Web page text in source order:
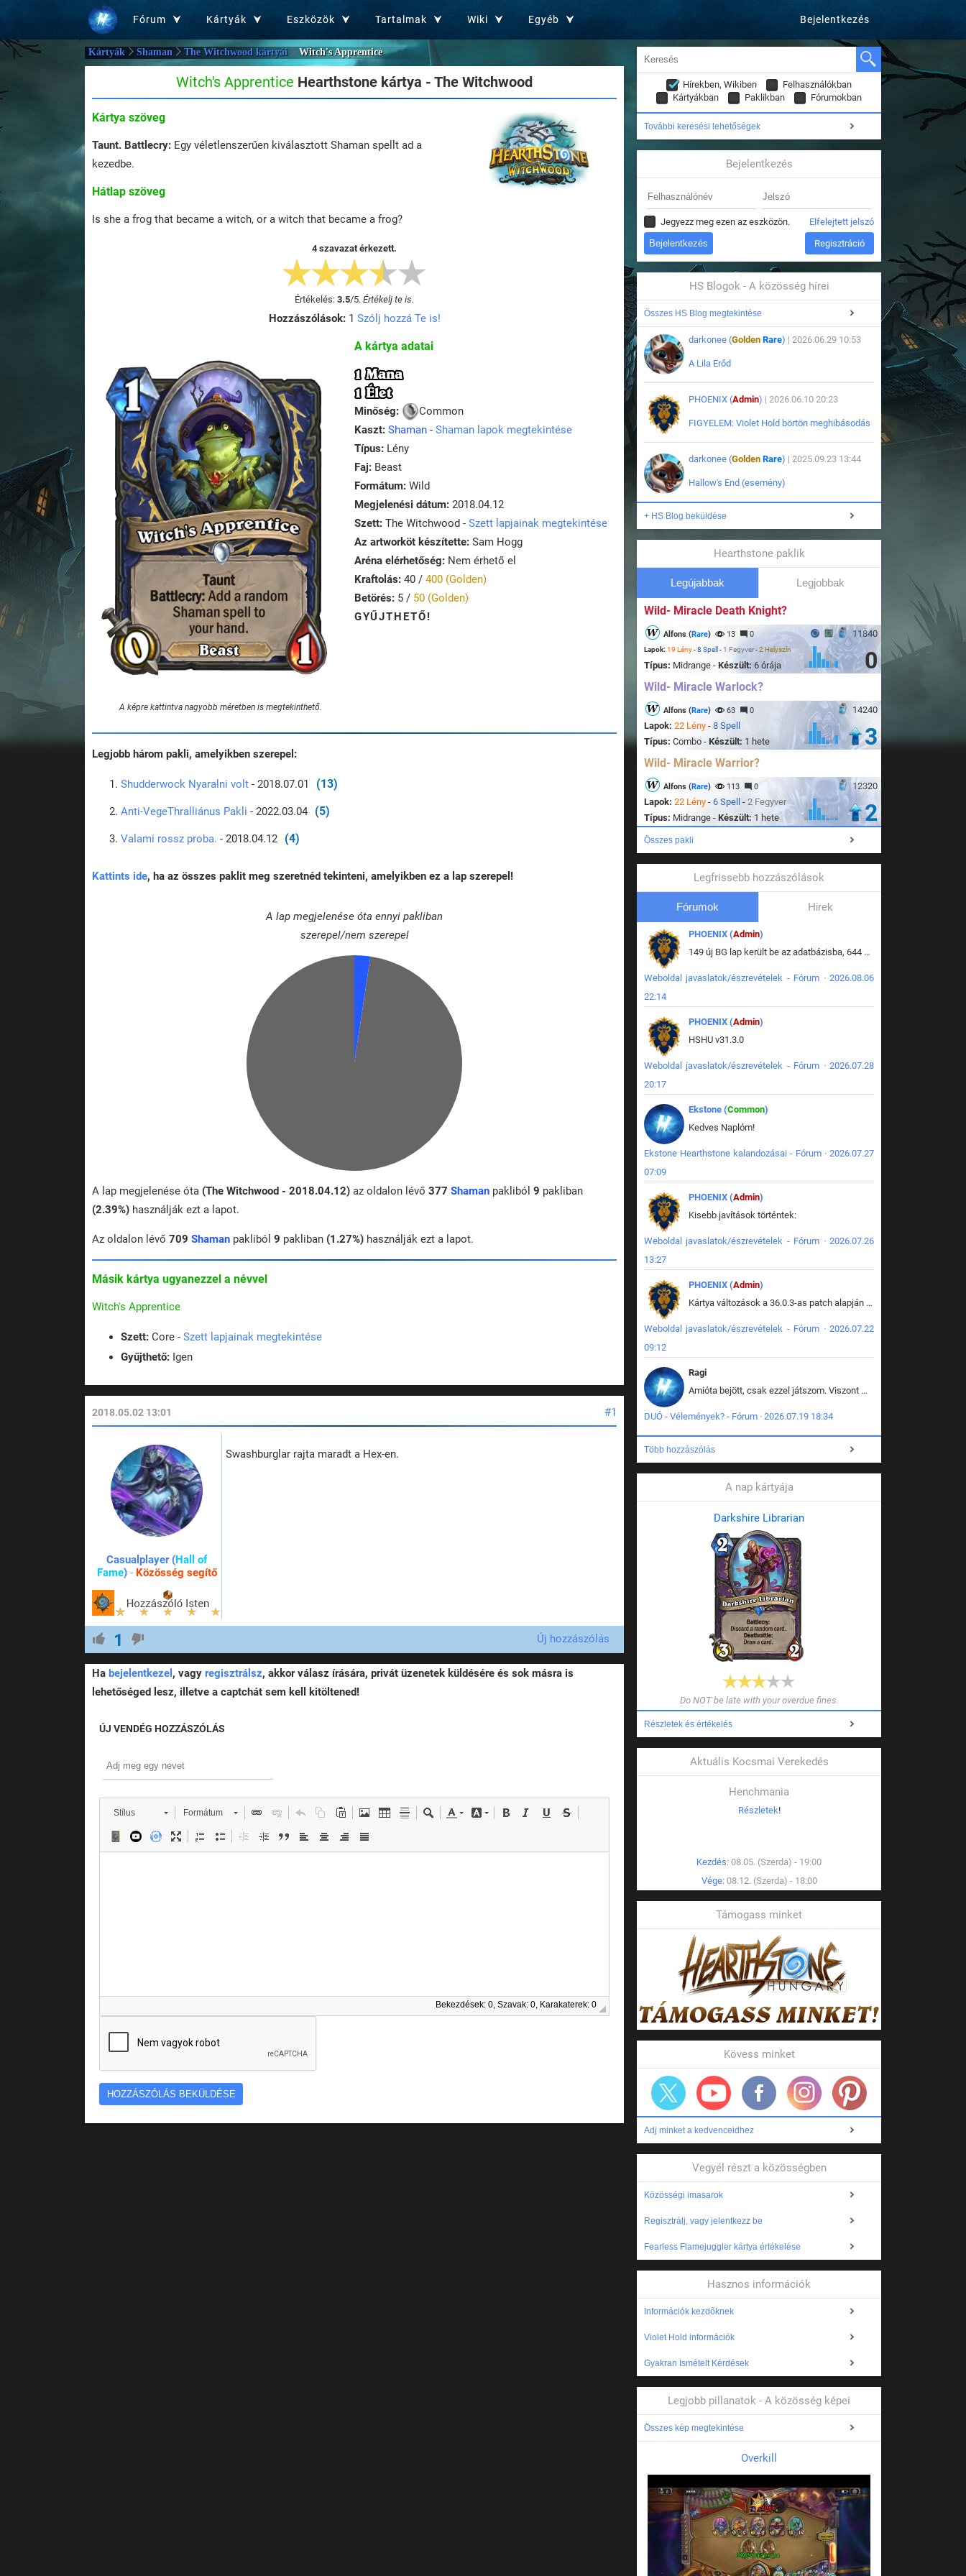
Fórum Kártyák Eszközök Tartalmak Wiki Egyéb Bejelentkezés
Kártyák Shaman The Witchwood kártyái Witch's Apprentice
Witch's Apprentice Hearthstone kártya - The Witchwood
Kártya szöveg
Taunt. Battlecry: Egy véletlenszerűen kiválasztott Shaman spellt ad a
kezedbe.
Hátlap szöveg
Is she a frog that became a witch, or a witch that became a frog?
4 szavazat érkezett.
Értékelés: 3.5/5. Értékelj te is.
Hozzászólások:1 Szólj hozzá Te is!
A képre kattintva nagyobb méretben is megtekinthető.
A kártya adatai
1 Mana
1 Élet
Minőség:
Common
Kaszt: Shaman - Shaman lapok megtekintése
Típus: Lény
Faj: Beast
Formátum: Wild
Megjelenési dátum: 2018.04.12
Szett: The Witchwood - Szett lapjainak megtekintése
Az artworköt készítette: Sam Hogg
Aréna elérhetőség: Nem érhető el
Kraftolás: 40 / 400 (Golden)
Betörés: 5 / 50 (Golden)
GYŰJTHETŐ!
Legjobb három pakli, amelyikben szerepel:
Shudderwock Nyaralni volt - 2018.07.01 (13)
Anti-VegeThralliánus Pakli - 2022.03.04 (5)
Valami rossz proba. - 2018.04.12 (4)
Kattints ide, ha az összes paklit meg szeretnéd tekinteni, amelyikben ez a lap szerepel!
A lap megjelenése óta ennyi pakliban
szerepel/nem szerepel
A lap megjelenése óta (The Witchwood - 2018.04.12) az oldalon lévő 377 Shaman pakliból 9 pakliban
(2.39%) használják ezt a lapot.
Az oldalon lévő 709 Shaman pakliból 9 pakliban (1.27%) használják ezt a lapot.
Másik kártya ugyanezzel a névvel
Witch's Apprentice
Szett: Core - Szett lapjainak megtekintése
Gyűjthető: Igen
#1
2018.05.02 13:01
Casualplayer (Hall of
Fame)- Közösség segítő
Swashburglar rajta maradt a Hex-en.
1 Új hozzászólás
Ha bejelentkezel , vagy regisztrálsz, akkor válasz írására, privát üzenetek küldésére és sok másra is
lehetőséged lesz, illetve a captchát sem kell kitöltened!
ÚJ VENDÉG HOZZÁSZÓLÁS
Stílus Formátum
Bekezdések: 0, Szavak: 0, Karakaterek: 0
Hírekben, Wikiben
Felhasználókban
Kártyákban
Paklikban Fórumokban
További keresési lehetőségek
Bejelentkezés
Jegyezz meg ezen az eszközön. Elfelejtett jelszó
Regisztráció
HS Blogok - A közösség hírei
Összes HS Blog megtekintése
darkonee (Golden Rare) | 2026.06.29 10:53
A Lila Erőd
PHOENIX (Admin) | 2026.06.10 20:23
FIGYELEM: Violet Hold börtön meghibásodás
darkonee (Golden Rare) | 2025.09.23 13:44
Hallow's End (esemény)
+ HS Blog beküldése
Hearthstone paklik
Legújabbak Legjobbak
Wild- Miracle Death Knight?
11840
Alfons (Rare) 13 0
Lapok: 19 Lény-8 Spell - 1 Fegyver-2 Helyszín
Típus: Midrange - Készült: 6 órája 0
Wild- Miracle Warlock?
14240
Alfons (Rare) 63 0
Lapok: 22 Lény - 8 Spell
Típus: Combo - Készült: 1 hete 3
Wild- Miracle Warrior?
12320
Alfons (Rare) 113 0
Lapok: 22 Lény - 6 Spell - 2 Fegyver
Típus: Midrange - Készült: 1 hete 2
Összes pakli
Legfrissebb hozzászólások
Fórumok Hirek
PHOENIX (Admin)
149 új BG lap került be az adatbázisba, 644 db meglévő BG lap módosult, bekerültek az új képek a megváltozott lapokhoz is.
Weboldal javaslatok/észrevételek - Fórum · 2026.08.06
22:14
PHOENIX (Admin)
HSHU v31.3.0
Weboldal javaslatok/észrevételek - Fórum · 2026.07.28
20:17
Ekstone (Common)
Kedves Naplóm!
Ekstone Hearthstone kalandozásai - Fórum · 2026.07.27
07:09
PHOENIX (Admin)
Kisebb javítások történtek:
Weboldal javaslatok/észrevételek - Fórum · 2026.07.26
13:27
PHOENIX (Admin)
Kártya változások a 36.0.3-as patch alapján frissítve az adatbázisban (képek is cserélve).
Weboldal javaslatok/észrevételek - Fórum · 2026.07.22
09:12
Ragi
Amióta bejött, csak ezzel játszom. Viszont mint minden más - akár az alapjáték is, ez is baromira összetett lett. Néha már pár kör után is esélytelen az egész. Vagy irreállisan túltápol valaki, vagy lelép a partner, vagy csak hülye mint a segg. És amikor eljönne az én időm, na akkor jön el mindenki másé is. Engem jobban érdekelne, hogy ki milyen ratingen szokott játszani. Na ez lenne egy érdekes adat.
DUÓ - Vélemények? - Fórum · 2026.07.19 18:34
Több hozzászólás
A nap kártyája
Darkshire Librarian
Do NOT be late with your overdue fines.
Részletek és értékelés
Aktuális Kocsmai Verekedés
Henchmania
Részletek!
Kezdés: 08.05. (Szerda) - 19:00
Vége: 08.12. (Szerda) - 18:00
Támogass minket
Kövess minket
Adj minket a kedvenceidhez
Vegyél részt a közösségben
Közösségi imasarok
Regisztrálj, vagy jelentkezz be
Fearless Flamejuggler kártya értékelése
Hasznos információk
Információk kezdőknek
Violet Hold információk
Gyakran Ismételt Kérdések
Legjobb pillanatok - A közösség képei
Összes kép megtekintése
Overkill